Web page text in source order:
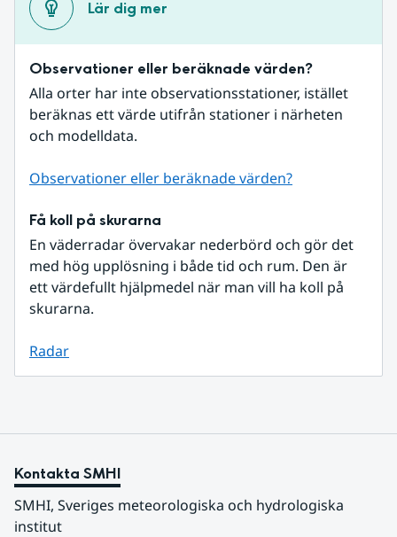
Lär dig mer
Observationer eller beräknade värden?
Alla orter har inte observationsstationer, istället
beräknas ett värde utifrån stationer i närheten
och modelldata.
Observationer eller beräknade värden?
Få koll på skurarna
En väderradar övervakar nederbörd och gör det
med hög upplösning i både tid och rum. Den är
ett värdefullt hjälpmedel när man vill ha koll på
skurarna.
Radar
Kontakta SMHI
SMHI, Sveriges meteorologiska och hydrologiska
institut